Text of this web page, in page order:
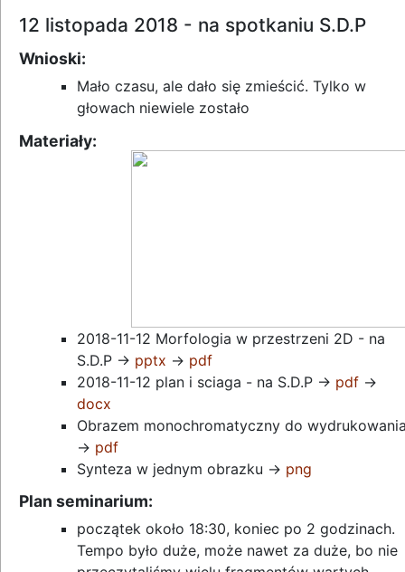
12 listopada 2018 - na spotkaniu S.D.P
Wnioski:
Mało czasu, ale dało się zmieścić. Tylko w
głowach niewiele zostało
Materiały:
2018-11-12 Morfologia w przestrzeni 2D - na
S.D.P -> pptx -> pdf
2018-11-12 plan i sciaga - na S.D.P -> pdf ->
docx
Obrazem monochromatyczny do
-> pdf
Synteza w jednym obrazku -> png
Plan seminarium:
początek około 18:30, koniec po 2 godzinach.
Tempo było duże, może nawet za duże, bo nie